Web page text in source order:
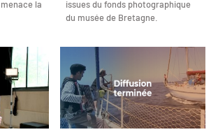
la
issues du fonds photographique
du musée de Bretagne.